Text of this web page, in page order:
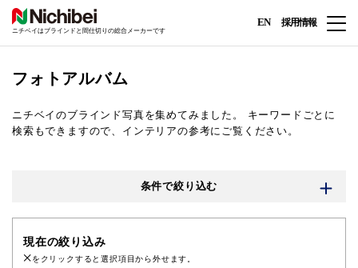
ニチベイはブラインドと間仕切りの総合メーカーです
EN 採用情報
フォトアルバム
ニチベイのブラインド写真を集めてみました。
キーワードごとに
検索もできますので、インテリアの参考にご覧ください。
条件で絞り込む
現在の絞り込み
をクリックすると選択項目から外せます。